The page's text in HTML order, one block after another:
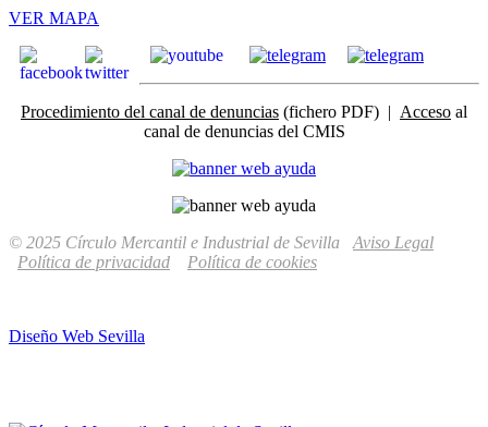
VER MAPA
Procedimiento del canal de denuncias (fichero PDF) | Acceso al
canal de denuncias del CMIS
© 2025 Círculo Mercantil e Industrial de Sevilla Aviso Legal
Política de privacidad
Política de cookies
Diseño Web Sevilla